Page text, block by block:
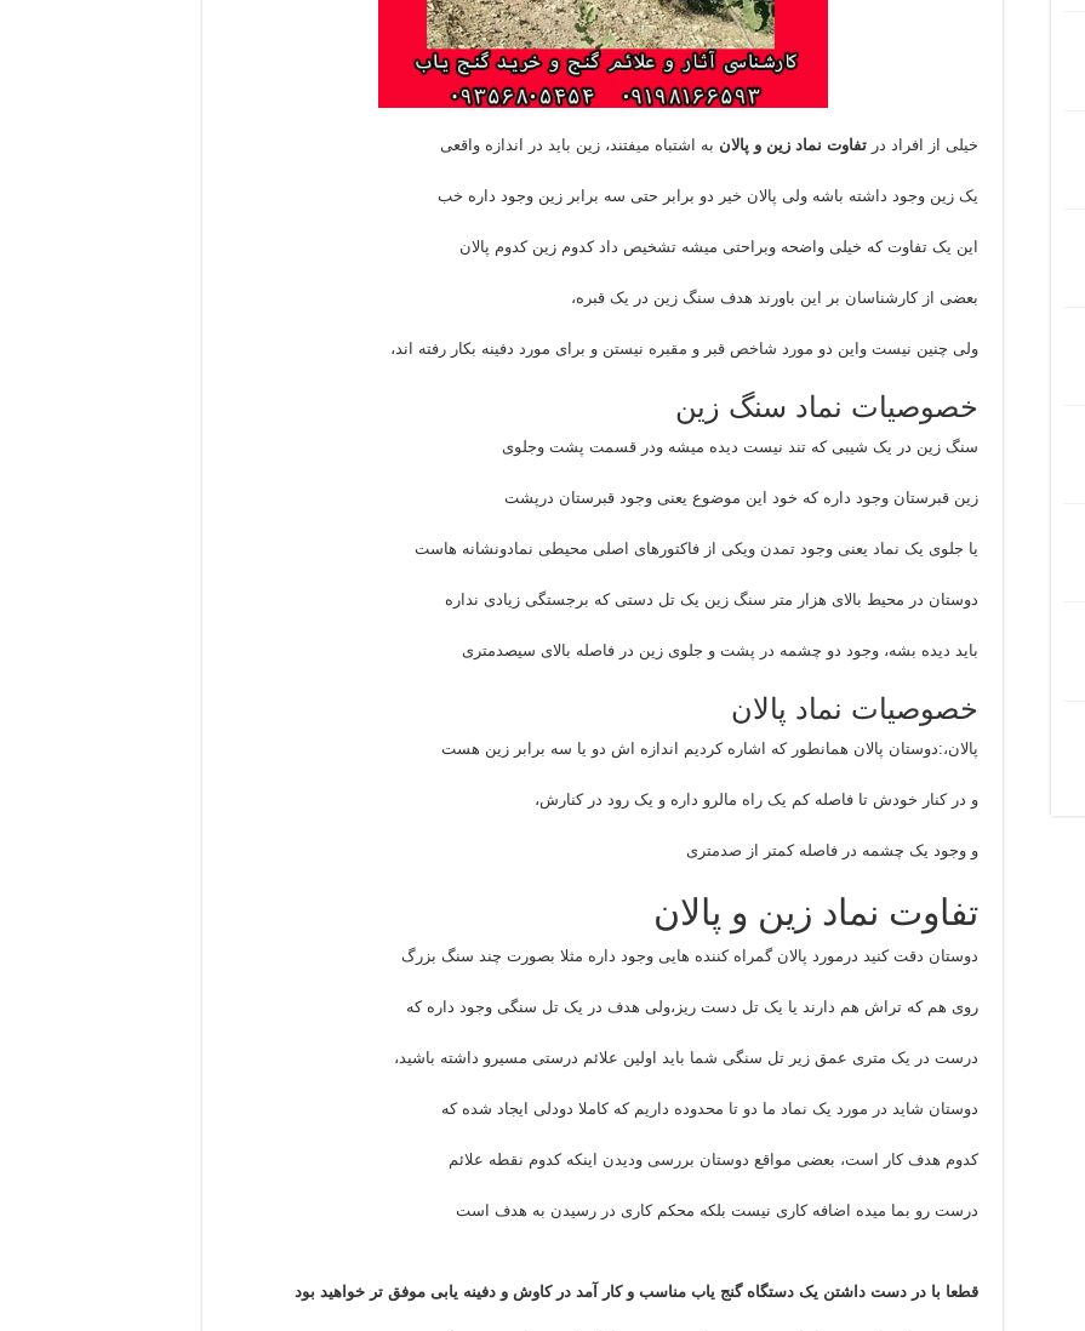
خیلی از افراد در تفاوت نماد زین و پالان به اشتباه میفتند، زین باید در اندازه واقعی
یک زین وجود داشته باشه ولی پالان خیر دو برابر حتی سه برابر زین وجود داره خب
این یک تفاوت که خیلی واضحه وبراحتی میشه تشخیص داد کدوم زین کدوم پالان
بعضی از کارشناسان بر این باورند هدف سنگ زین در یک قبره،
ولی چنین نیست واین دو مورد شاخص قبر و مقبره نیستن و برای مورد دفینه بکار رفته اند،
خصوصیات نماد سنگ زین
سنگ زین در یک شیبی که تند نیست دیده میشه ودر قسمت پشت وجلوی
زین قبرستان وجود داره که خود این موضوع یعنی وجود قبرستان درپشت
یا جلوی یک نماد یعنی وجود تمدن ویکی از فاکتورهای اصلی محیطی نمادونشانه هاست
دوستان در محیط بالای هزار متر سنگ زین یک تل دستی که برجستگی زیادی نداره
باید دیده بشه، وجود دو چشمه در پشت و جلوی زین در فاصله بالای سیصدمتری
خصوصیات نماد پالان
پالان،:دوستان پالان همانطور که اشاره کردیم اندازه اش دو یا سه برابر زین هست
و در کنار خودش تا فاصله کم یک راه مالرو داره و یک رود در کنارش،
و وجود یک چشمه در فاصله کمتر از صدمتری
تفاوت نماد زین و پالان
دوستان دقت کنید درمورد پالان گمراه کننده هایی وجود داره مثلا بصورت چند سنگ بزرگ
روی هم که تراش هم دارند یا یک تل دست ریز،ولی هدف در یک تل سنگی وجود داره که
درست در یک متری عمق زیر تل سنگی شما باید اولین علائم درستی مسیرو داشته باشید،
دوستان شاید در مورد یک نماد ما دو تا محدوده داریم که کاملا دودلی ایجاد شده که
کدوم هدف کار است، بعضی مواقع دوستان بررسی ودیدن اینکه کدوم نقطه علائم
درست رو بما میده اضافه کاری نیست بلکه محکم کاری در رسیدن به هدف است
قطعا با در دست داشتن یک دستگاه گنج یاب مناسب و کار آمد در کاوش و دفینه یابی موفق تر خواهید بود